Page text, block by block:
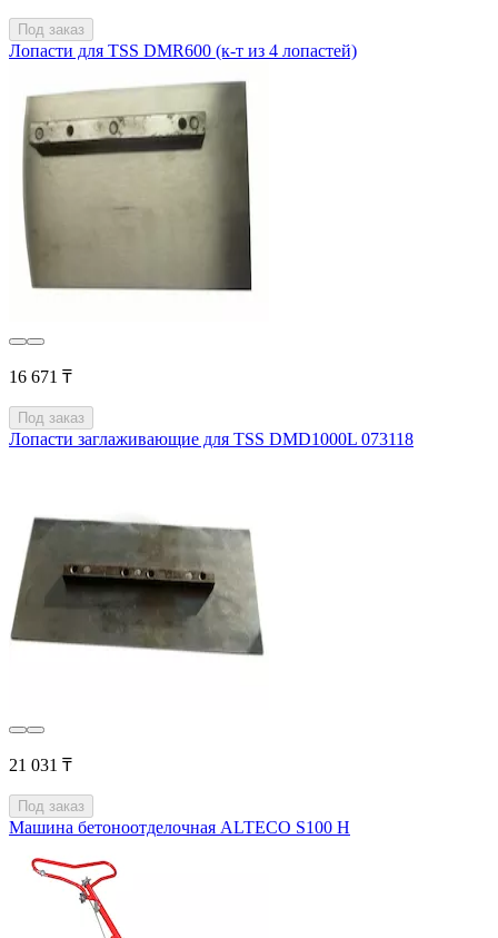
Под заказ
Лопасти для TSS DMR600 (к-т из 4 лопастей)
16 671 ₸
Под заказ
Лопасти заглаживающие для TSS DMD1000L 073118
21 031 ₸
Под заказ
Машина бетоноотделочная ALTECO S100 H